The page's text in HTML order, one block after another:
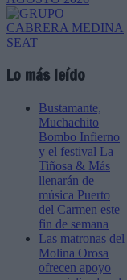
Lo más leído
Bustamante,
Muchachito
Bombo Infierno
y el festival La
Tiñosa & Más
llenarán de
música Puerto
del Carmen este
fin de semana
Las matronas del
Molina Orosa
ofrecen apoyo